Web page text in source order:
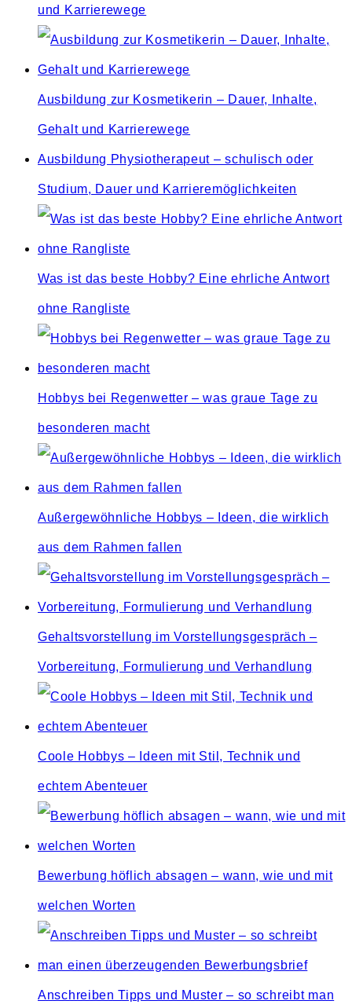
und Karrierewege
Ausbildung zur Kosmetikerin – Dauer, Inhalte,
Gehalt und Karrierewege
Ausbildung Physiotherapeut – schulisch oder
Studium, Dauer und Karrieremöglichkeiten
Was ist das beste Hobby? Eine ehrliche Antwort
ohne Rangliste
Hobbys bei Regenwetter – was graue Tage zu
besonderen macht
Außergewöhnliche Hobbys – Ideen, die wirklich
aus dem Rahmen fallen
Gehaltsvorstellung im Vorstellungsgespräch –
Vorbereitung, Formulierung und Verhandlung
Coole Hobbys – Ideen mit Stil, Technik und
echtem Abenteuer
Bewerbung höflich absagen – wann, wie und mit
welchen Worten
Anschreiben Tipps und Muster – so schreibt man